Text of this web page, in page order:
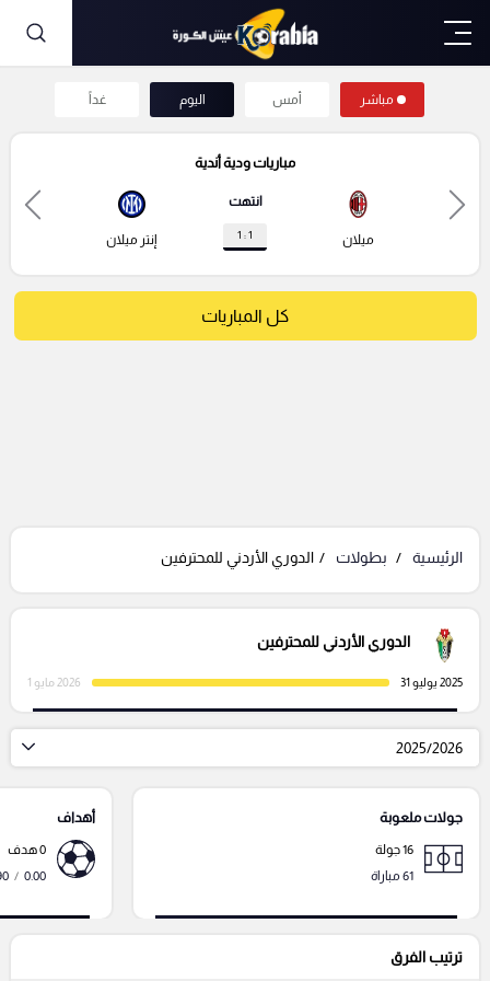
مباشر أمس اليوم غداً
مباريات ودية أندية
ميلان
انتهت
1 : 1 إنتر ميلان
كل المباريات
الرئيسية بطولات الدوري الأردني للمحترفين
الدوري الأردني للمحترفين
2025/2026
2025 يوليو 31 2026 مايو 1
جولات ملعوبة
16 جولة
61 مباراة
أهداف
0 هدف
0.00
/
90
ترتيب الفرق